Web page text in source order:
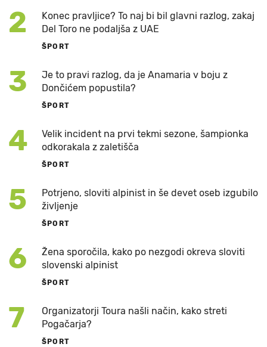
2
Konec pravljice? To naj bi bil glavni razlog, zakaj
Del Toro ne podaljša z UAE
ŠPORT
3
Je to pravi razlog, da je Anamaria v boju z
Dončićem popustila?
ŠPORT
4
Velik incident na prvi tekmi sezone, šampionka
odkorakala z zaletišča
ŠPORT
5
Potrjeno, sloviti alpinist in še devet oseb izgubilo
življenje
ŠPORT
6
Žena sporočila, kako po nezgodi okreva sloviti
slovenski alpinist
ŠPORT
7
Organizatorji Toura našli način, kako streti
Pogačarja?
ŠPORT